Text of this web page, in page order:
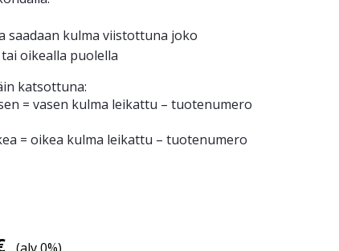
saadaan kulma viistottuna joko
oikealla puolella
katsottuna:
= vasen kulma leikattu – tuotenumero
= oikea kulma leikattu – tuotenumero